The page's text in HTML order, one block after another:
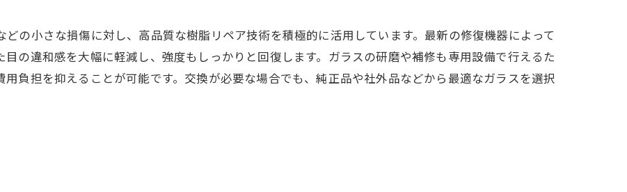
の小さな損傷に対し、高品質な樹脂リペア技術を積極的に活用しています。最新の修復機器によって
の違和感を大幅に軽減し、強度もしっかりと回復します。ガラスの研磨や補修も専用設備で行えるた
負担を抑えることが可能です。交換が必要な場合でも、純正品や社外品などから最適なガラスを選択